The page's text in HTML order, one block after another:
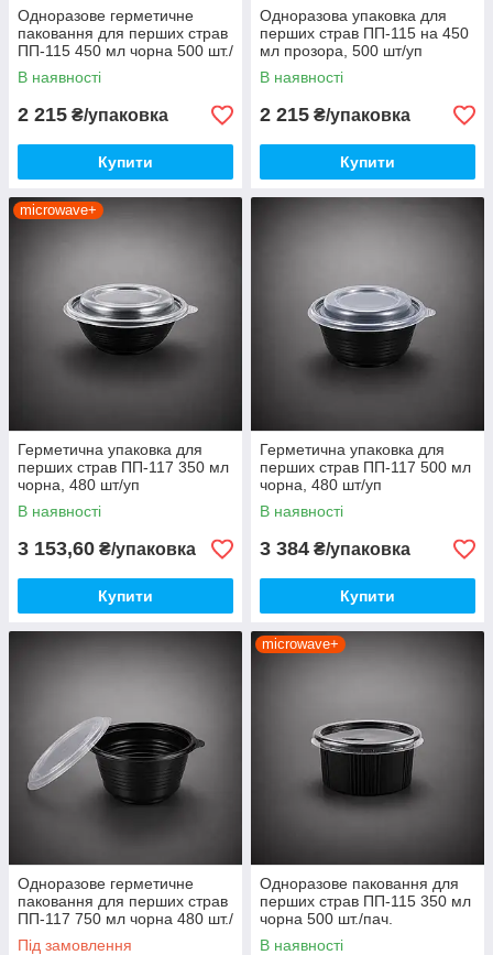
Одноразове герметичне
паковання для перших страв
ПП-115 450 мл чорна 500 шт./
пач.
В наявності
2 215 ₴/упаковка
Купити
Одноразова упаковка для
перших страв ПП-115 на 450
мл прозора, 500 шт/уп
В наявності
2 215 ₴/упаковка
Купити
microwave+
Герметична упаковка для
перших страв ПП-117 350 мл
чорна, 480 шт/уп
В наявності
3 153,60 ₴/упаковка
Купити
Герметична упаковка для
перших страв ПП-117 500 мл
чорна, 480 шт/уп
В наявності
3 384 ₴/упаковка
Купити
Одноразове герметичне
паковання для перших страв
ПП-117 750 мл чорна 480 шт./
пач.
Під замовлення
microwave+
Одноразове паковання для
перших страв ПП-115 350 мл
чорна 500 шт./пач.
В наявності